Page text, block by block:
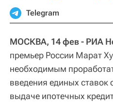
Telegram
МОСКВА, 14 фев - РИА
премьер России Марат
необходимым
введения единых ставок
выдаче ипотечных